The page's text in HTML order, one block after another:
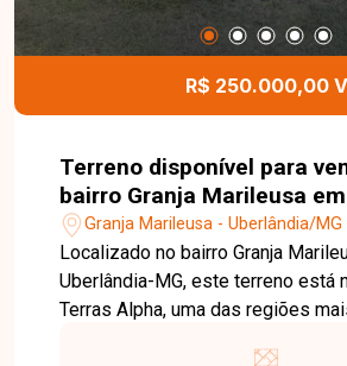
oportunidade no bairro Osvaldo
R$ 250.000,00 V
Terreno disponível para
bairro Granja Marileusa em
Uberlândia-MG
Granja Marileusa - Uberlândia/MG
Localizado no bairro Granja
Uberlândia-MG, este terreno está
Terras Alpha, uma das regiões